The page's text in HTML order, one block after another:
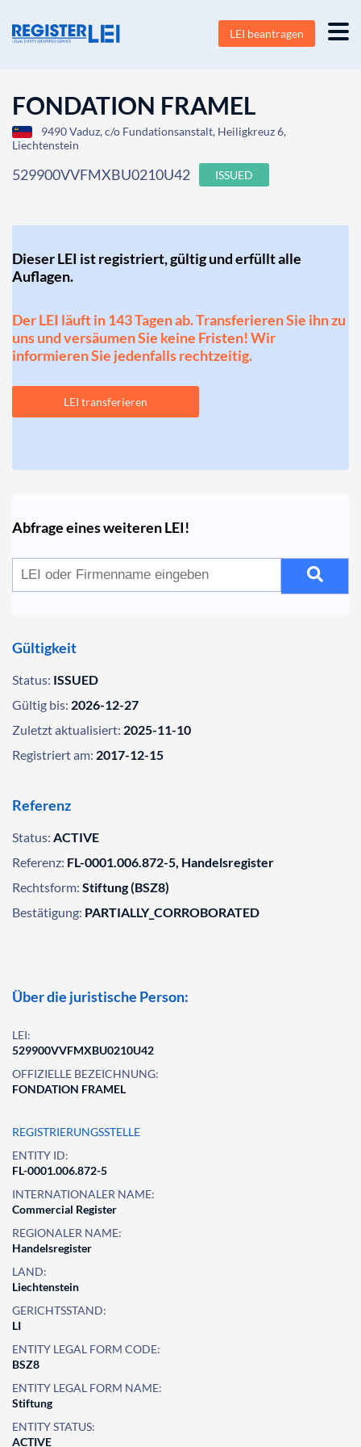
LEI beantragen
FONDATION FRAMEL
9490 Vaduz, c/o Fundationsanstalt, Heiligkreuz 6,
Liechtenstein
529900VVFMXBU0210U42 ISSUED
Dieser LEI ist registriert, gültig und erfüllt alle
Auflagen.
Der LEI läuft in 143 Tagen ab. Transferieren Sie ihn zu
uns und versäumen Sie keine Fristen! Wir
informieren Sie jedenfalls rechtzeitig.
LEI transferieren
Abfrage eines weiteren LEI!
Gültigkeit
Status: ISSUED
Gültig bis: 2026-12-27
Zuletzt aktualisiert: 2025-11-10
Registriert am: 2017-12-15
Referenz
Status: ACTIVE
Referenz: FL-0001.006.872-5, Handelsregister
Rechtsform: Stiftung (BSZ8)
Bestätigung: PARTIALLY_CORROBORATED
Über die juristische Person:
LEI:
529900VVFMXBU0210U42
OFFIZIELLE BEZEICHNUNG:
FONDATION FRAMEL
REGISTRIERUNGSSTELLE
ENTITY ID:
FL-0001.006.872-5
INTERNATIONALER NAME:
Commercial Register
REGIONALER NAME:
Handelsregister
LAND:
Liechtenstein
GERICHTSSTAND:
LI
ENTITY LEGAL FORM CODE:
BSZ8
ENTITY LEGAL FORM NAME:
Stiftung
ENTITY STATUS:
ACTIVE